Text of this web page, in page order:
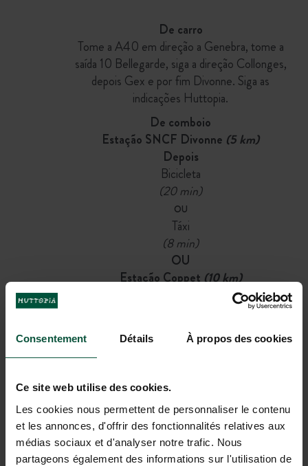
Consentement Détails À propos des cookies
Ce site web utilise des cookies.
Les cookies nous permettent de personnaliser le contenu
et les annonces, d'offrir des fonctionnalités relatives aux
médias sociaux et d'analyser notre trafic. Nous
partageons également des informations sur l'utilisation de
De carro
Tome a A40 em direção a Genebra, tome a
saída 10 Bellegarde, siga a direção Collonges,
depois Gex e por fim Divonne. Siga as
indicações Huttopia.
De comboio
Estação SNCF Divonne (5 km)
Depois
Bicicleta
(20 min)
OU
Táxi
(8 min)
OU
Estação Coppet(10 km)
Autocarro regional Cars Région / TPN linha
814:
Partida na paragem Gare de Coppet →
Chegada à paragem Divonne-les-Bains Office
de Tourisme
OU
Bicicleta
(30 min)